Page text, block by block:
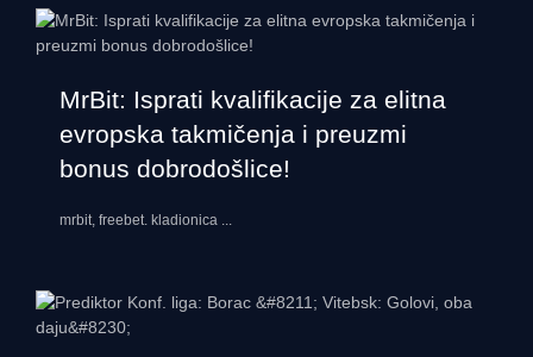
MrBit: Isprati kvalifikacije za elitna
evropska takmičenja i preuzmi
bonus dobrodošlice!
mrbit, freebet. kladionica ...